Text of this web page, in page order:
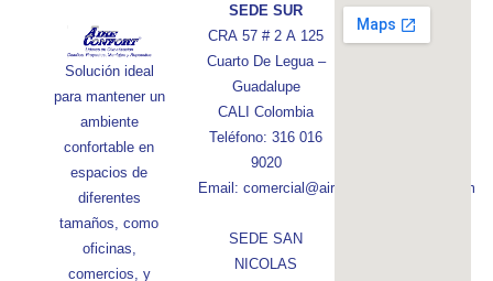
Solución ideal
para mantener un
ambiente
confortable en
espacios de
diferentes
tamaños, como
oficinas,
comercios, y
SEDE SUR
CRA 57 # 2 A 125
Cuarto De Legua –
Guadalupe
CALI Colombia
Teléfono: 316 016
9020
Email: comercial@aireconfortcolombia.com
SEDE SAN
NICOLAS